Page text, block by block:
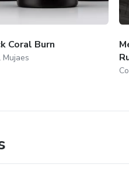
Coral Burn
Mujaes